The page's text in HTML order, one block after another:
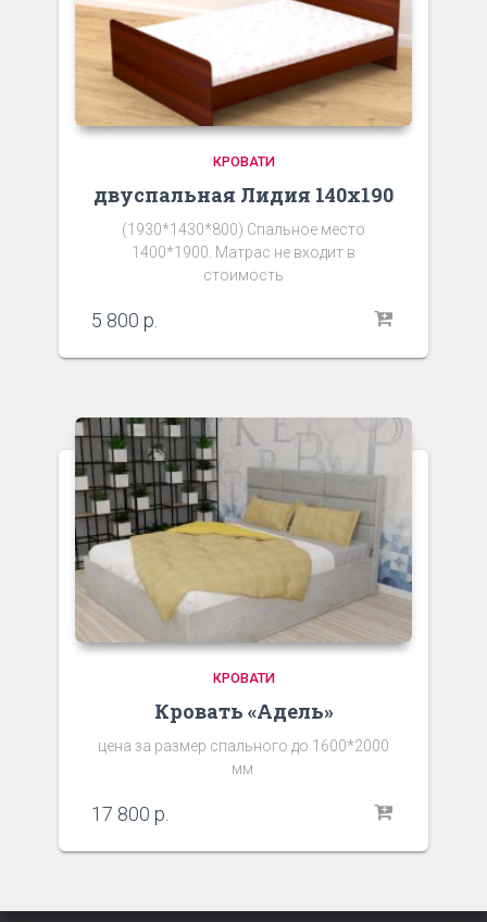
КРОВАТИ
двуспальная Лидия 140х190
(1930*1430*800) Спальное место
1400*1900. Матрас не входит в
стоимость
5 800 р.
КРОВАТИ
Кровать «Адель»
цена за размер спального до 1600*2000
мм
17 800 р.